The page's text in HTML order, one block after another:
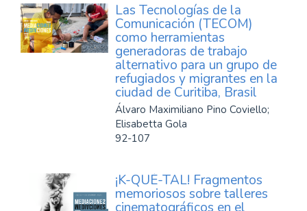
Las Tecnologías de la
Comunicación (TECOM)
como herramientas
generadoras de trabajo
alternativo para un grupo de
refugiados y migrantes en la
ciudad de Curitiba, Brasil
Álvaro Maximiliano Pino Coviello;
Elisabetta Gola
92-107
¡K-QUÉ-TAL! Fragmentos
memoriosos sobre talleres